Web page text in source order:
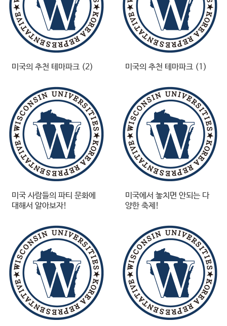
미국의 추천 테마파크 (2) 미국의 추천 테마파크 (1)
미국 사람들의 파티 문화에
대해서 알아보자!
미국에서 놓치면 안되는 다
양한 축제!